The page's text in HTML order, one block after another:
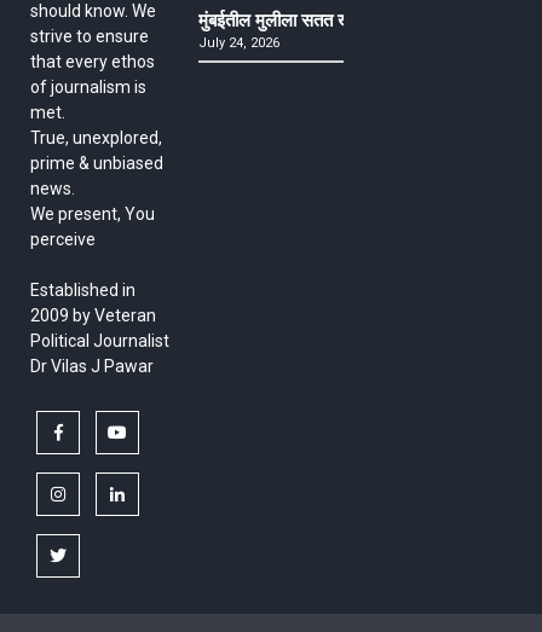
should know. We
strive to ensure
that every ethos
of journalism is
met.
True, unexplored,
prime & unbiased
news.
We present, You
perceive
Established in
2009 by Veteran
Political Journalist
Dr Vilas J Pawar
facebook
instagramlinkedin
twitter
मुंबईतील मुलीला सतत खोकला अन् ताप, ७ वर्षे उपचार
July 24, 2026